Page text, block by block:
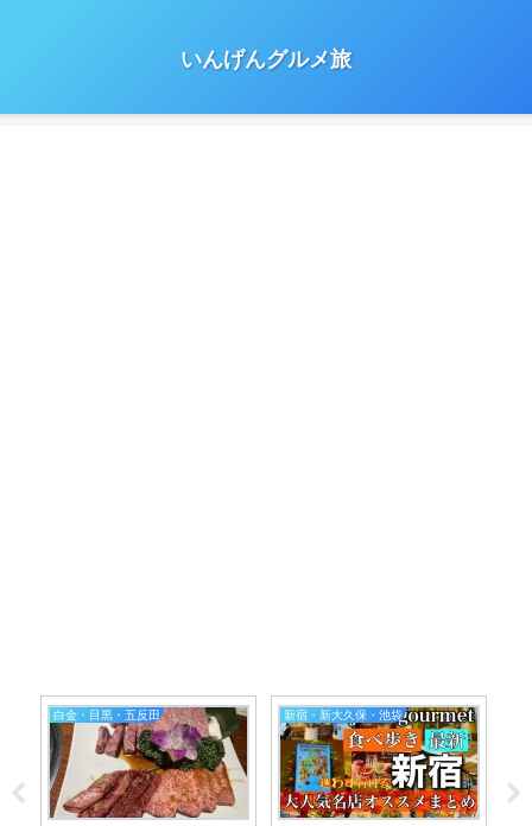
いんげんグルメ旅
白金・目黒・五反田 新宿・新大久保・池袋